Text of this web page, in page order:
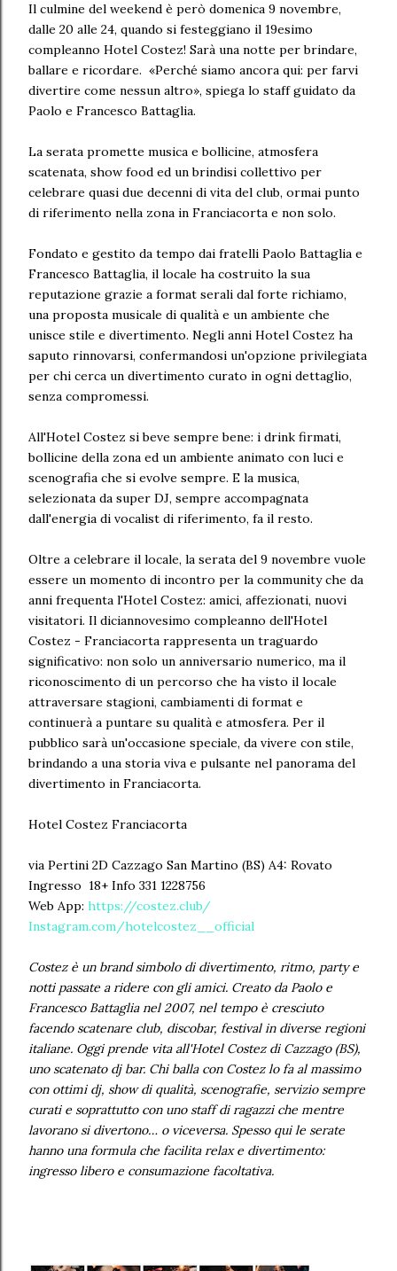
Il culmine del weekend è però domenica 9 novembre,
dalle 20 alle 24, quando si festeggiano il 19esimo
compleanno Hotel Costez! Sarà una notte per brindare,
ballare e ricordare. «Perché siamo ancora qui: per farvi
divertire come nessun altro», spiega lo staff guidato da
Paolo e Francesco Battaglia.
La serata promette musica e bollicine, atmosfera
scatenata, show food ed un brindisi collettivo per
celebrare quasi due decenni di vita del club, ormai punto
di riferimento nella zona in Franciacorta e non solo.
Fondato e gestito da tempo dai fratelli Paolo Battaglia e
Francesco Battaglia, il locale ha costruito la sua
reputazione grazie a format serali dal forte richiamo,
una proposta musicale di qualità e un ambiente che
unisce stile e divertimento. Negli anni Hotel Costez ha
saputo rinnovarsi, confermandosi un'opzione privilegiata
per chi cerca un divertimento curato in ogni dettaglio,
senza compromessi.
All'Hotel Costez si beve sempre bene: i drink firmati,
bollicine della zona ed un ambiente animato con luci e
scenografia che si evolve sempre. E la musica,
selezionata da super DJ, sempre accompagnata
dall'energia di vocalist di riferimento, fa il resto.
Oltre a celebrare il locale, la serata del 9 novembre vuole
essere un momento di incontro per la community che da
anni frequenta l'Hotel Costez: amici, affezionati, nuovi
visitatori. Il diciannovesimo compleanno dell'Hotel
Costez - Franciacorta rappresenta un traguardo
significativo: non solo un anniversario numerico, ma il
riconoscimento di un percorso che ha visto il locale
attraversare stagioni, cambiamenti di format e
continuerà a puntare su qualità e atmosfera. Per il
pubblico sarà un'occasione speciale, da vivere con stile,
brindando a una storia viva e pulsante nel panorama del
divertimento in Franciacorta.
Hotel Costez Franciacorta
via Pertini 2D Cazzago San Martino (BS) A4: Rovato
Ingresso 18+ Info 331 1228756
Web App: https://costez.club/
Instagram.com/hotelcostez__official
Costez è un brand simbolo di divertimento, ritmo, party e
notti passate a ridere con gli amici. Creato da Paolo e
Francesco Battaglia nel 2007, nel tempo è cresciuto
facendo scatenare club, discobar, festival in diverse regioni
italiane. Oggi prende vita all'Hotel Costez di Cazzago (BS),
uno scatenato dj bar. Chi balla con Costez lo fa al massimo
con ottimi dj, show di qualità, scenografie, servizio sempre
curati e soprattutto con uno staff di ragazzi che mentre
lavorano si divertono… o viceversa. Spesso qui le serate
hanno una formula che facilita relax e divertimento:
ingresso libero e consumazione facoltativa.